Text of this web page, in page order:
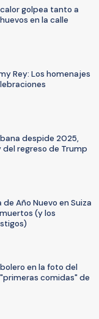
calor golpea tanto a
en la calle
Rey: Los homenajes
despide 2025,
del regreso de Trump
Año Nuevo en Suiza
(y los
en la foto del
comidas" de